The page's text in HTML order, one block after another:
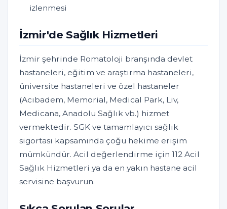
izlenmesi
İzmir'de Sağlık Hizmetleri
İzmir şehrinde Romatoloji branşında devlet
hastaneleri, eğitim ve araştırma hastaneleri,
üniversite hastaneleri ve özel hastaneler
(Acıbadem, Memorial, Medical Park, Liv,
Medicana, Anadolu Sağlık vb.) hizmet
vermektedir. SGK ve tamamlayıcı sağlık
sigortası kapsamında çoğu hekime erişim
mümkündür. Acil değerlendirme için 112 Acil
Sağlık Hizmetleri ya da en yakın hastane acil
servisine başvurun.